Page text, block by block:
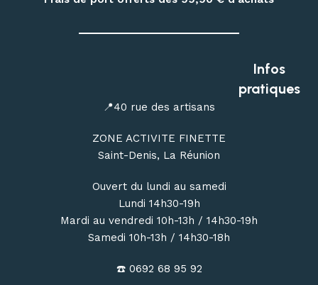
repas déshydratés et repas lyophilisés.
Profitez de conseils personnalisés dans notre
livraison de votre matériel d’escalade, de canyoning, de
randonnée et de bivouac partout à La Réunion.
Infos
pratiques
📍40 rue des artisans
ZONE ACTIVITE FINETTE
Saint-Denis, La Réunion
Ouvert du lundi au samedi
Lundi 14h30-19h
Mardi au vendredi 10h-13h / 14h30-19h
Samedi 10h-13h / 14h30-18h
☎️ 0692 68 95 92